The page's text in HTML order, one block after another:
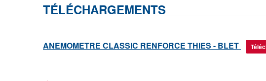
TÉLÉCHARGEMENTS
ANEMOMETRE CLASSIC RENFORCE THIES - BLET